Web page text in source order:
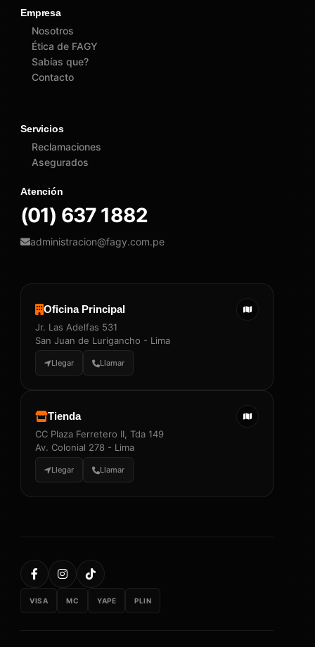
Empresa
Nosotros
Ética de FAGY
Sabías que?
Contacto
Servicios
Reclamaciones
Asegurados
Atención
(01) 637 1882
administracion@fagy.com.pe
Oficina Principal
Jr. Las Adelfas 531
San Juan de Lurigancho - Lima
Llegar Llamar
Tienda
CC Plaza Ferretero II, Tda 149
Av. Colonial 278 - Lima
Llegar Llamar
VISA MC YAPE PLIN